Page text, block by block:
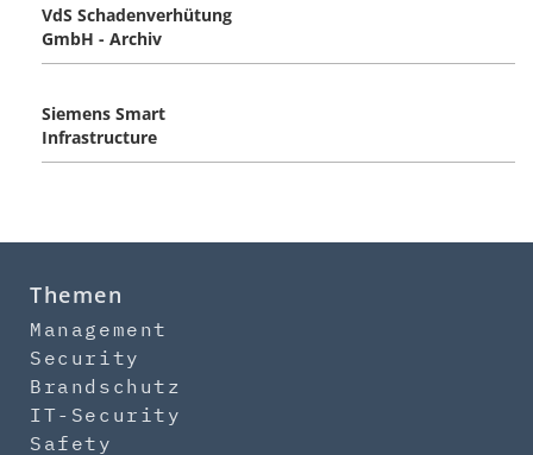
VdS Schadenverhütung
GmbH - Archiv
Siemens Smart
Infrastructure
Themen
Management
Security
Brandschutz
IT-Security
Safety